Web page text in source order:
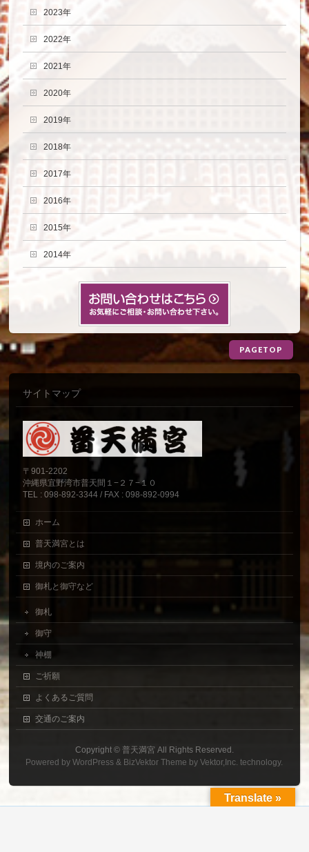
2023年
2022年
2021年
2020年
2019年
2018年
2017年
2016年
2015年
2014年
PAGETOP
サイトマップ
〒901-2202
沖縄県宜野湾市普天間１−２７−１０
TEL : 098-892-3344 / FAX : 098-892-0994
ホーム
普天満宮とは
境内のご案内
御札と御守など
御札
御守
神棚
ご祈願
よくあるご質問
交通のご案内
Copyright © 普天満宮All Rights Reserved.
Powered byWordPress & BizVektor Theme byVektor,Inc. technology.
Translate »